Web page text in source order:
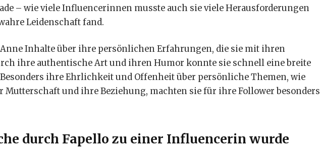
– wie viele Influencerinnen musste auch sie viele Herausforderungen
Leidenschaft fand.
Inhalte über ihre persönlichen Erfahrungen, die sie mit ihren
ihre authentische Art und ihren Humor konnte sie schnell eine breite
ihre Ehrlichkeit und Offenheit über persönliche Themen, wie
und ihre Beziehung, machten sie für ihre Follower besonders
durch Fapello zu einer Influencerin wurde